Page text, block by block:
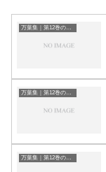
万葉集｜第12巻の和歌一覧
万葉集｜第12巻の和歌一覧
万葉集｜第12巻の和歌一覧